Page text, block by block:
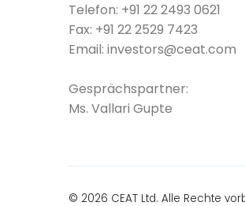
Telefon: +91 22 2493 0621
Fax: +91 22 2529 7423
Email: investors@ceat.com
Gesprächspartner:
Ms. Vallari Gupte
© 2026 CEAT Ltd. Alle Rechte